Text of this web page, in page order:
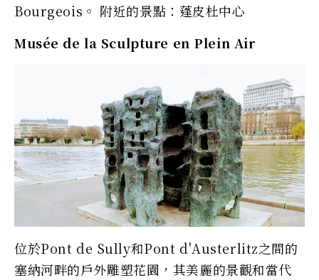
Bourgeois。 附近的景點：蓬皮杜中心
Musée de la Sculpture en Plein Air
位於Pont de Sully和Pont d'Austerlitz之間的
塞納河畔的戶外雕塑花園，其美麗的景觀和當代